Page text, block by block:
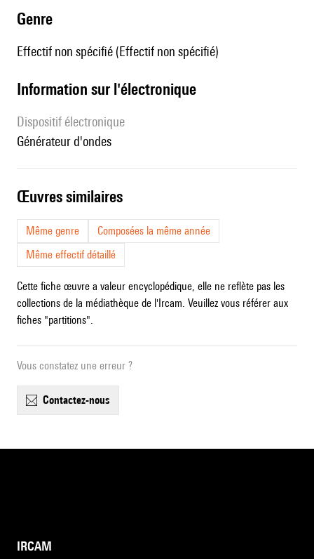
genre
Effectif non spécifié (Effectif non spécifié)
Information sur l'électronique
Dispositif électronique
générateur d'ondes
œuvres similaires
Même genre
Composées la même année
Même effectif détaillé
Cette fiche œuvre a valeur encyclopédique, elle ne reflète pas les
collections de la médiathèque de l'Ircam. Veuillez vous référer aux
fiches "partitions".
Vous constatez une erreur ?
contactez-nous
IRCAM